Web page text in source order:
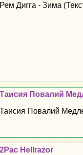
Рем Дигга - Зима
Таисия Повалий
Таисия Повалий
2Pac Hellrazor